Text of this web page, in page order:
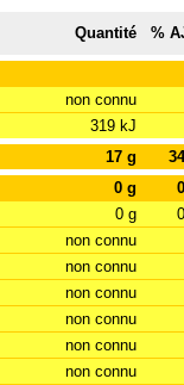
Quantité %
non connu
319 kJ
17 g
0 g
0 g
non connu
non connu
non connu
non connu
non connu
non connu